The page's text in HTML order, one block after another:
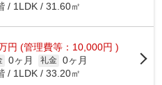
/ 1LDK / 31.60㎡
円 (管理費等：10,000円 )
0ヶ月 礼金 0ヶ月
/ 1LDK / 33.20㎡